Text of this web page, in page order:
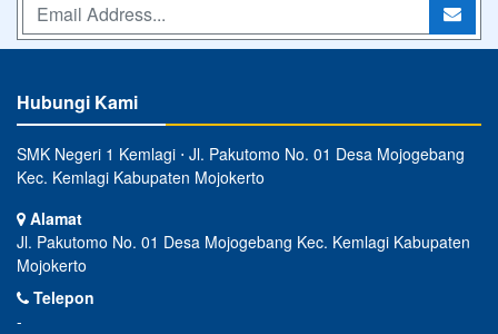
Hubungi Kami
SMK Negeri 1 Kemlagi ⋅ Jl. Pakutomo No. 01 Desa Mojogebang
Kec. Kemlagi Kabupaten Mojokerto
Alamat
Jl. Pakutomo No. 01 Desa Mojogebang Kec. Kemlagi Kabupaten
Mojokerto
Telepon
-